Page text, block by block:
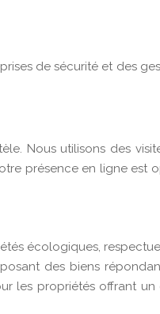
de sécurité et des
Nous utilisons des
présence en ligne est
écologiques,
des biens
les propriétés offrant